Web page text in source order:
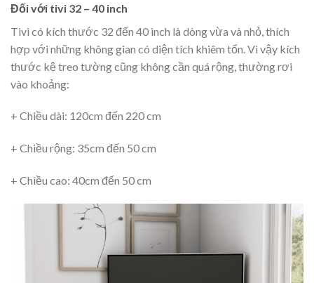
Đối với tivi 32 – 40 inch
Tivi có kích thước 32 đến 40 inch là dòng vừa và nhỏ, thích
hợp với những không gian có diện tích khiêm tốn. Vì vậy kích
thước kệ treo tường cũng không cần quá rộng, thường rơi
vào khoảng:
+ Chiều dài: 120cm đến 220 cm
+ Chiều rộng: 35cm đến 50 cm
+ Chiều cao: 40cm đến 50 cm